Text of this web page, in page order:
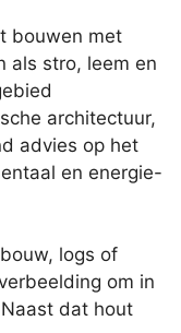
bouwen met
als stro, leem en
architectuur,
advies op het
en energie-
logs of
om in
dat hout